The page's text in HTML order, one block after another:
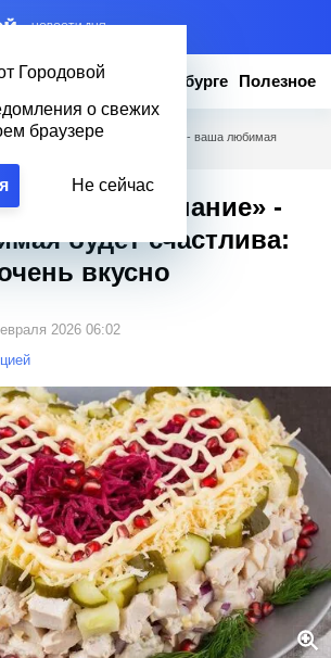
– НОВОСТИ ДНЯ
Городовой
о свежих
браузере
Не сейчас
Вопросы о Петербурге Полезное
/ Салат на 8 Марта «Признание» - ваша любимая
Марта «Признание» -
будет счастлива:
вкусно
2026 06:02